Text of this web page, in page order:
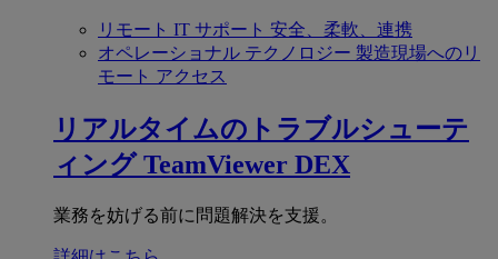
リモート IT サポート 安全、柔軟、連携
オペレーショナル テクノロジー 製造現場へのリ
モート アクセス
リアルタイムのトラブルシューテ
ィング TeamViewer DEX
業務を妨げる前に問題解決を支援。